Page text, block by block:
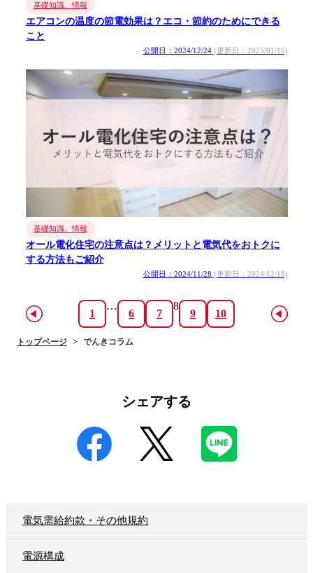
基礎知識、情報
エアコンの温度の節電効果は？エコ・節約のためにできる
こと
公開日：2024/12/24 (更新日：2025/01/16)
基礎知識、情報
オール電化住宅の注意点は？メリットと電気代をおトクに
する方法もご紹介
公開日：2024/11/28 (更新日：2024/12/18)
1
…
6 7
8
9 10
トップページ でんきコラム
シェアする
電気需給約款・その他規約
電源構成